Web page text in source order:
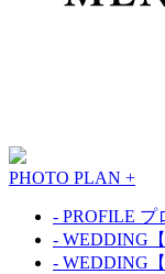
PHOTO PLAN +
- PROFILE プ
- WEDDING
- WEDDING